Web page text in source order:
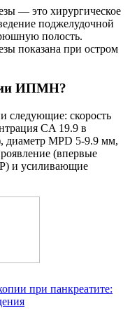
— это хирургическое
поджелудочной
полость.
показана при остром
ИПМН?
следующие: скорость
CA 19.9 в
диаметр MPD 5-9.9 мм,
(впервые
и усиливающие
при панкреатите: